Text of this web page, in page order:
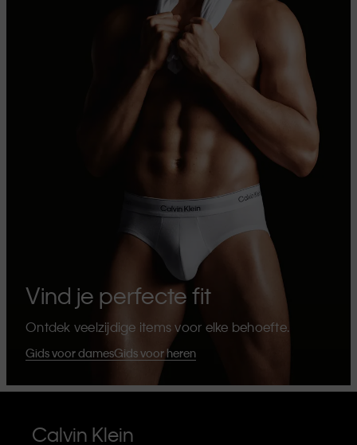
Vind je perfecte fit
Ontdek veelzijdige items voor elke behoefte.
Gids voor damesGids voor heren
Calvin Klein